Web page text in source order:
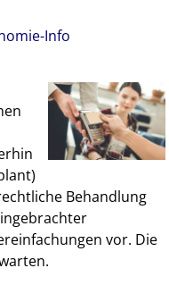
Info
Behandlung
vor. Die